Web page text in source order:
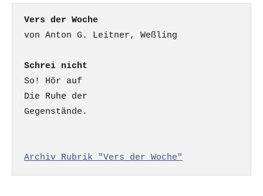
Vers der Woche
Schrei nicht
So! Hör auf
Die Ruhe der
Gegenstände.
Archiv Rubrik "Vers der Woche"